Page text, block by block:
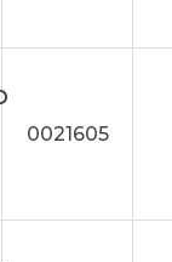
0021605